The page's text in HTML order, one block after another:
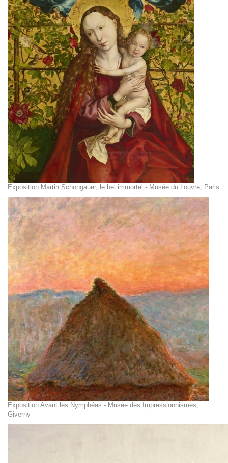
Exposition Martin Schongauer, le bel immortel - Musée du Louvre, Paris
Exposition Avant les Nymphéas - Musée des Impressionnismes,
Giverny